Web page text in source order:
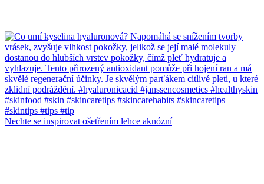
Nechte se inspirovat ošetřením lehce aknózní